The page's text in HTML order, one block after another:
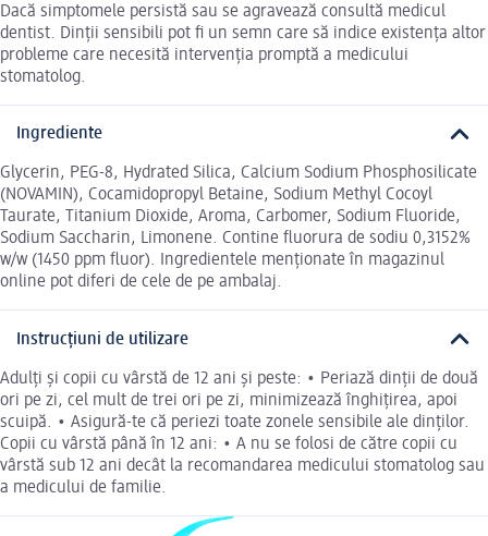
Dacă simptomele persistă sau se agravează consultă medicul
dentist. Dinții sensibili pot fi un semn care să indice existența altor
probleme care necesită intervenția promptă a medicului
stomatolog.
Ingrediente
Glycerin, PEG-8, Hydrated Silica, Calcium Sodium Phosphosilicate
(NOVAMIN), Cocamidopropyl Betaine, Sodium Methyl Cocoyl
Taurate, Titanium Dioxide, Aroma, Carbomer, Sodium Fluoride,
Sodium Saccharin, Limonene. Contine fluorura de sodiu 0,3152%
w/w (1450 ppm fluor). Ingredientele menționate în magazinul
online pot diferi de cele de pe ambalaj.
Instrucțiuni de utilizare
Adulți și copii cu vârstă de 12 ani și peste: • Periază dinții de două
ori pe zi, cel mult de trei ori pe zi, minimizează înghițirea, apoi
scuipă. • Asigură-te că periezi toate zonele sensibile ale dinților.
Copii cu vârstă până în 12 ani: • A nu se folosi de către copii cu
vârstă sub 12 ani decât la recomandarea medicului stomatolog sau
a medicului de familie.